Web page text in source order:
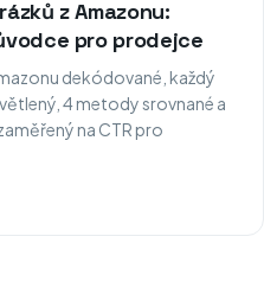
z Amazonu:
pro prodejce
dekódované, každý
4 metody srovnané a
na CTR pro